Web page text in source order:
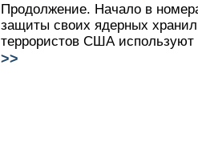
Продолжение. Начало в
защиты своих ядерных
террористов США
>>